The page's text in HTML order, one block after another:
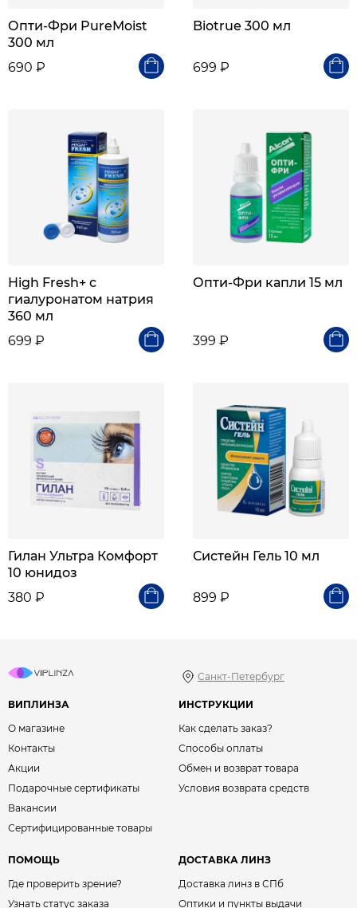
Опти-Фри PureMoist
300 мл
690 ₽
Biotrue 300 мл
699 ₽
High Fresh+ с
гиалуронатом натрия
360 мл
699 ₽
Опти-Фри капли 15 мл
399 ₽
Гилан Ультра Комфорт
10 юнидоз
380 ₽
Систейн Гель 10 мл
899 ₽
Санкт-Петербург
ВИПЛИНЗА
О магазине
Контакты
Акции
Подарочные сертификаты
Вакансии
Сертифицированные товары
ИНСТРУКЦИИ
Как сделать заказ?
Способы оплаты
Обмен и возврат товара
Условия возврата средств
ПОМОЩЬ
Где проверить зрение?
Узнать статус заказа
ДОСТАВКА ЛИНЗ
Доставка линз в СПб
Оптики и пункты выдачи